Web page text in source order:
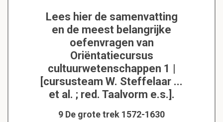
Lees hier de samenvatting
en de meest belangrijke
oefenvragen van
Oriëntatiecursus
cultuurwetenschappen 1 |
[cursusteam W. Steffelaar ...
et al. ; red. Taalvorm e.s.].
9 De grote trek 1572-1630